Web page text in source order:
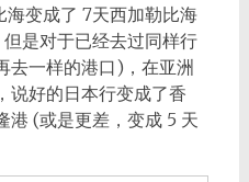
海变成了 7天西加勒比海
是对于已经去过同样行
去一样的港口)，在亚洲
说好的日本行变成了香
港 (或是更差，变成 5 天